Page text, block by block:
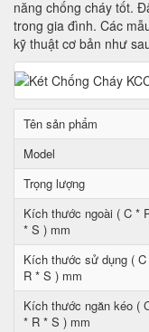
năng chống cháy tốt.
trong gia đình. Các
kỹ thuật cơ bản như
Tên sản phẩm
Model
Trọng lượng
Kích thước ngoài ( C *
* S ) mm
Kích thước sử dụng (
R * S ) mm
Kích thước ngăn kéo (
* R * S ) mm